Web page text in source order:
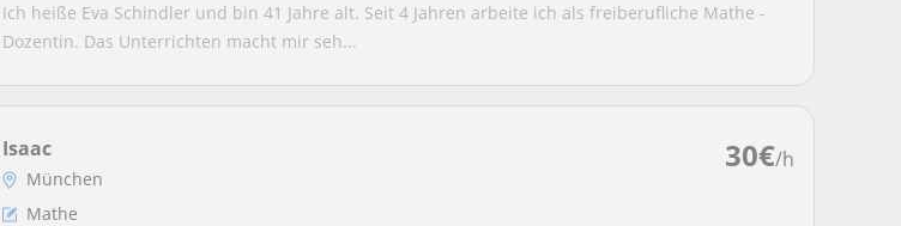
Ich heiße Eva Schindler und bin 41 Jahre alt. Seit 4 Jahren arbeite ich als freiberufliche Mathe -
Dozentin. Das Unterrichten macht mir seh...
30€/h
Isaac
München
Mathe